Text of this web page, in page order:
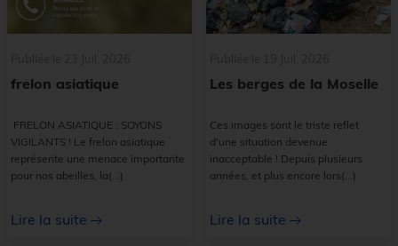
frelon asiatique
FRELON ASIATIQUE : SOYONS
VIGILANTS ! Le frelon asiatique
représente une menace importante
pour nos abeilles, la(...)
Lire la suite
Les berges de la Moselle
Ces images sont le triste reflet
d'une situation devenue
inacceptable ! Depuis plusieurs
années, et plus encore lors(...)
Lire la suite